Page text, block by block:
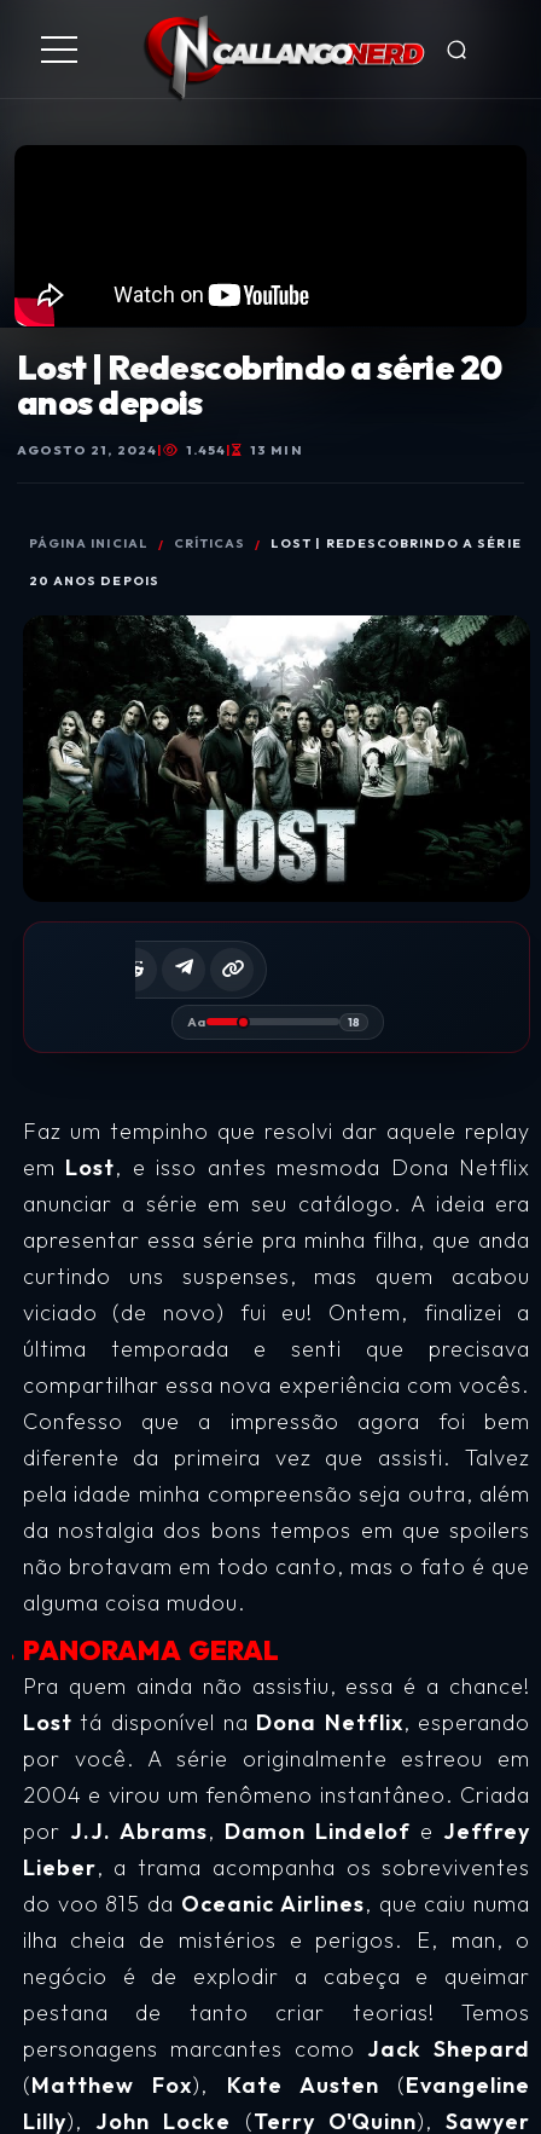
Lost | Redescobrindo a série 20
anos depois
AGOSTO 21, 2024| 1.454| 13 MIN
PÁGINA INICIAL CRÍTICAS LOST | REDESCOBRINDO A SÉRIE
20 ANOS DEPOIS
Aa 18
Faz um tempinho que resolvi dar aquele replay
em Lost, e isso antes mesmoda Dona Netflix
anunciar a série em seu catálogo. A ideia era
apresentar essa série pra minha filha, que anda
curtindo uns suspenses, mas quem acabou
viciado (de novo) fui eu! Ontem, finalizei a
última temporada e senti que precisava
compartilhar essa nova experiência com vocês.
Confesso que a impressão agora foi bem
diferente da primeira vez que assisti. Talvez
pela idade minha compreensão seja outra, além
da nostalgia dos bons tempos em que spoilers
não brotavam em todo canto, mas o fato é que
alguma coisa mudou.
PANORAMA GERAL
Pra quem ainda não assistiu, essa é a chance!
Lost tá disponível na Dona Netflix, esperando
por você. A série originalmente estreou em
2004 e virou um fenômeno instantâneo. Criada
por J.J. Abrams, Damon Lindelof e Jeffrey
Lieber, a trama acompanha os sobreviventes
do voo 815 da Oceanic Airlines, que caiu numa
ilha cheia de mistérios e perigos. E, man, o
negócio é de explodir a cabeça e queimar
pestana de tanto criar teorias! Temos
personagens marcantes como Jack Shepard
(Matthew Fox), Kate Austen (Evangeline
Lilly), John Locke (Terry O'Quinn),Sawyer